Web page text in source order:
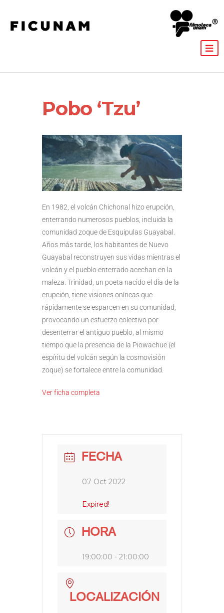
Pobo ‘Tzu’
En 1982, el volcán Chichonal hizo erupción,
enterrando numerosos pueblos, incluida la
comunidad zoque de Esquipulas Guayabal.
Años más tarde, los habitantes de Nuevo
Guayabal reconstruyen sus vidas mientras el
volcán y el pueblo enterrado acechan en la
maleza. Trinidad, un poeta nacido el día de la
erupción, tiene visiones oníricas que
rápidamente se esparcen en su comunidad,
provocando un esfuerzo colectivo por
desenterrar el antiguo pueblo, al mismo
tiempo que la presencia de la Piowachue (el
espíritu del volcán según la cosmovisión
zoque) se fortalece entre la comunidad.
Ver ficha completa
FECHA
07 Oct 2022
Expired!
HORA
19:00:00 - 21:00:00
LOCALIZACIÓN